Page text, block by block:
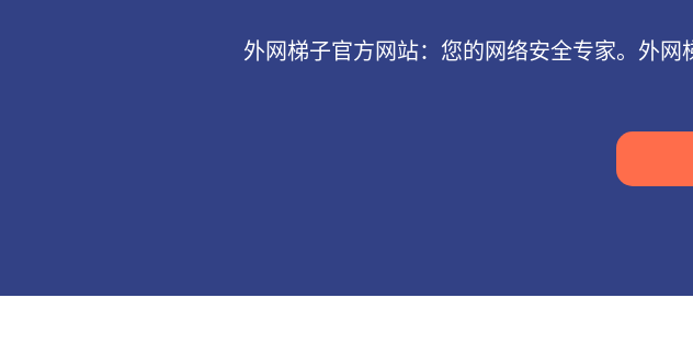
外网梯子官方网站：您的网络安全专家。外网